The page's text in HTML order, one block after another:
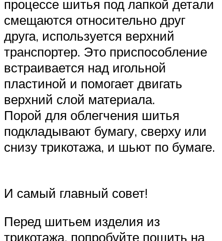
процессе шитья под лапкой детали
смещаются относительно друг
друга, используется верхний
транспортер. Это приспособление
встраивается над игольной
пластиной и помогает двигать
верхний слой материала.
Порой для облегчения шитья
подкладывают бумагу, сверху или
снизу трикотажа, и шьют по бумаге.
И самый главный совет!
Перед шитьем изделия из
трикотажа, попробуйте пошить на